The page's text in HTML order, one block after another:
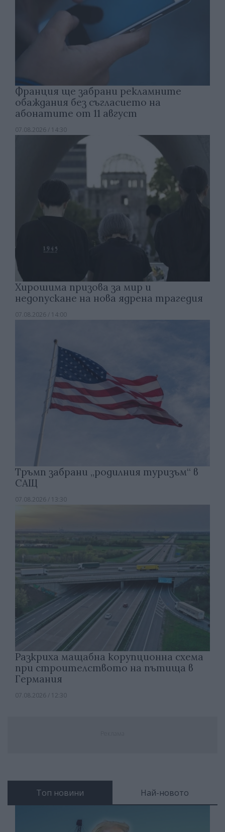
Франция ще забрани рекламните
обаждания без съгласието на
абонатите от 11 август
07.08.2026 / 14:30
Хирошима призова за мир и
недопускане на нова ядрена трагедия
07.08.2026 / 14:00
Тръмп забрани „родилния туризъм“ в
САЩ
07.08.2026 / 13:30
Разкриха мащабна корупционна схема
при строителството на пътища в
Германия
07.08.2026 / 12:30
Топ новини Най-новото